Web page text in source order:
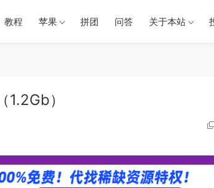
教程 苹果 拼团 问答 关于本站
）